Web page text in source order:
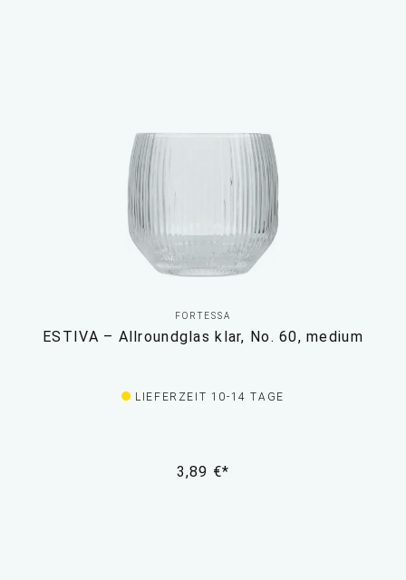
FORTESSA
ESTIVA – Allroundglas klar, No. 60, medium
LIEFERZEIT 10-14 TAGE
3,89 €*